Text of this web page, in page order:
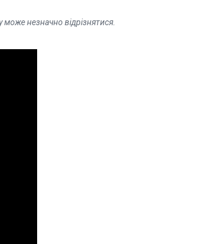
незначно відрізнятися.